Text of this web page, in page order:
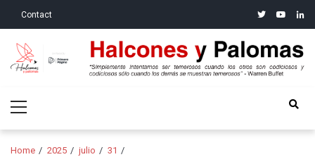
Contact twitteryoutube
Halcones y Palomas
Menu
Home 2025 julio
31